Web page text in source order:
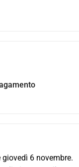
6 novembre.